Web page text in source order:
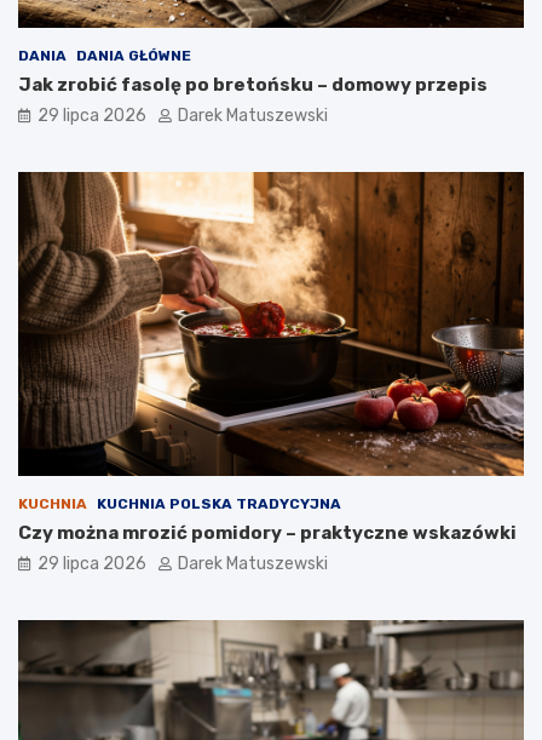
DANIA DANIA GŁÓWNE
Jak zrobić fasolę po bretońsku – domowy przepis
29 lipca 2026 Darek Matuszewski
KUCHNIA KUCHNIA POLSKA TRADYCYJNA
Czy można mrozić pomidory – praktyczne wskazówki
29 lipca 2026 Darek Matuszewski